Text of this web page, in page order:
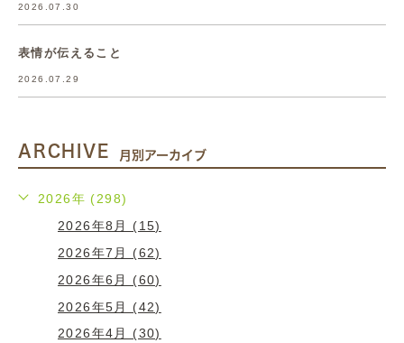
2026.07.30
表情が伝えること
2026.07.29
ARCHIVE 月別アーカイブ
2026年 (298)
2026年8月 (15)
2026年7月 (62)
2026年6月 (60)
2026年5月 (42)
2026年4月 (30)